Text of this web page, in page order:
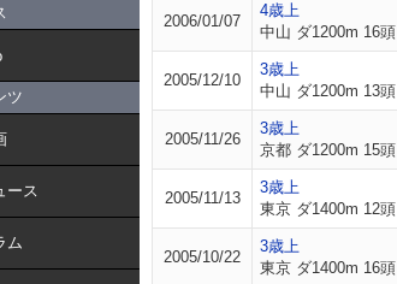
ツ
ース
ム
2006/01/07
4歳上
中山 ダ1200m 16頭
2005/12/10
3歳上
中山 ダ1200m 13頭
2005/11/26
3歳上
京都 ダ1200m 15頭
2005/11/13
3歳上
東京 ダ1400m 12頭
2005/10/22
3歳上
東京 ダ1400m 16頭